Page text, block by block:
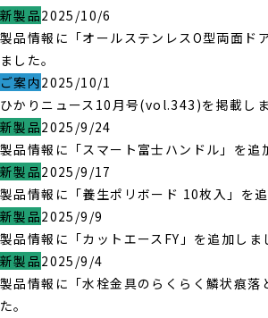
新製品2025/10/6
製品情報に「オールステンレスO型両面ド
ました。
ご案内2025/10/1
ひかりニュース10月号(vol.343)を掲載しま
新製品2025/9/24
製品情報に「スマート富士ハンドル」を追
新製品2025/9/17
製品情報に「養生ポリボード 10枚入」を追
新製品2025/9/9
製品情報に「カットエースFY」を追加しま
新製品2025/9/4
製品情報に「水栓金具のらくらく鱗状痕落
た。